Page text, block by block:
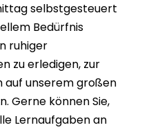
selbstgesteuert
Bedürfnis
ruhiger
zu erledigen, zur
auf unserem großen
Gerne können Sie,
Lernaufgaben an